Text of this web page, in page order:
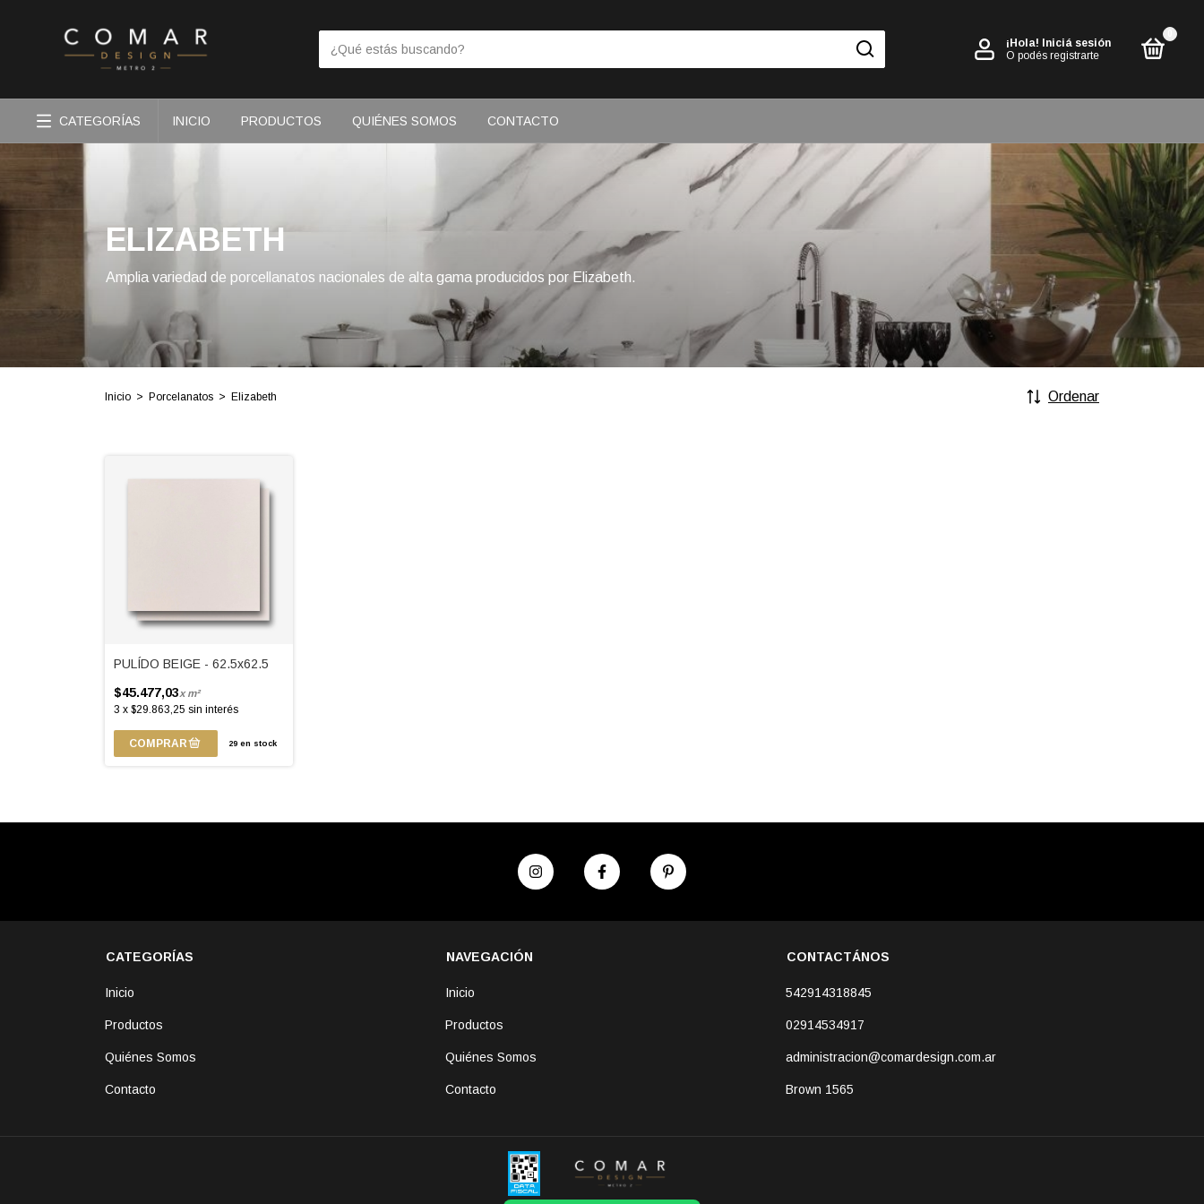
¡Hola!
Iniciá sesión
O podés registrarte
CATEGORÍAS INICIO PRODUCTOS QUIÉNES SOMOS CONTACTO
ELIZABETH
Amplia variedad de porcellanatos nacionales de alta gama producidos por Elizabeth.
Inicio > Porcelanatos > Elizabeth Ordenar
PULÍDO BEIGE - 62.5x62.5
$45.477,03x m²
3 x $29.863,25 sin interés
29en stock
CATEGORÍAS
Inicio
Productos
Quiénes Somos
Contacto
NAVEGACIÓN
Inicio
Productos
Quiénes Somos
Contacto
CONTACTÁNOS
542914318845
02914534917
administracion@comardesign.com.ar
Brown 1565